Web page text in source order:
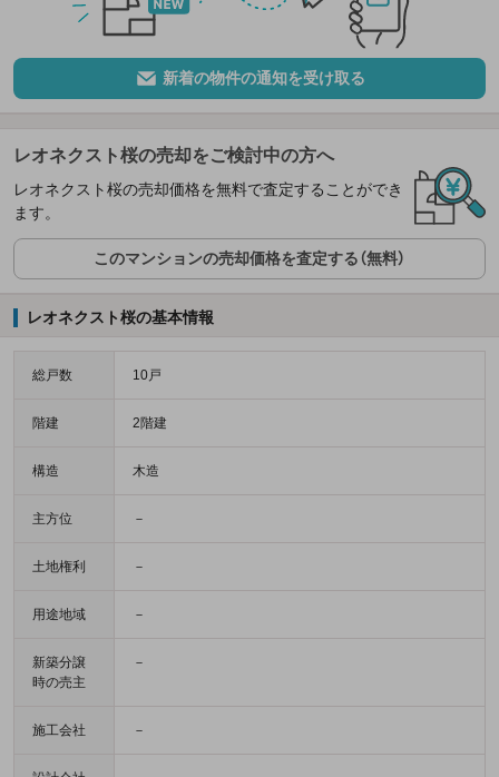
新着の物件の通知を受け取る
レオネクスト桜の売却をご検討中の方へ
レオネクスト桜の売却価格を無料で査定することができ
ます。
このマンションの売却価格を査定する（無料）
レオネクスト桜の基本情報
総戸数 10戸
階建 2階建
構造 木造
主方位 －
土地権利 －
用途地域 －
新築分譲
時の売主
－
施工会社 －